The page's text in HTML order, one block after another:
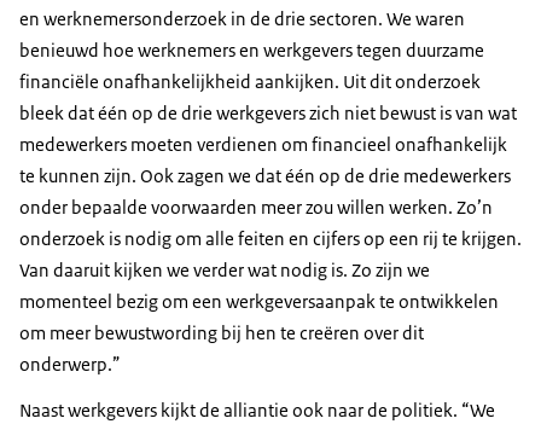
en werknemersonderzoek in de drie sectoren. We waren
benieuwd hoe werknemers en werkgevers tegen duurzame
financiële onafhankelijkheid aankijken. Uit dit onderzoek
bleek dat één op de drie werkgevers zich niet bewust is van wat
medewerkers moeten verdienen om financieel onafhankelijk
te kunnen zijn. Ook zagen we dat één op de drie medewerkers
onder bepaalde voorwaarden meer zou willen werken. Zo’n
onderzoek is nodig om alle feiten en cijfers op een rij te krijgen.
Van daaruit kijken we verder wat nodig is. Zo zijn we
momenteel bezig om een werkgeversaanpak te ontwikkelen
om meer bewustwording bij hen te creëren over dit
onderwerp.”
Naast werkgevers kijkt de alliantie ook naar de politiek. “We